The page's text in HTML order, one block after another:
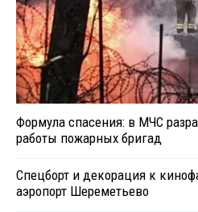
Формула спасения: в МЧС
работы пожарных бригад
Спецборт и декорация к
аэропорт Шереметьево